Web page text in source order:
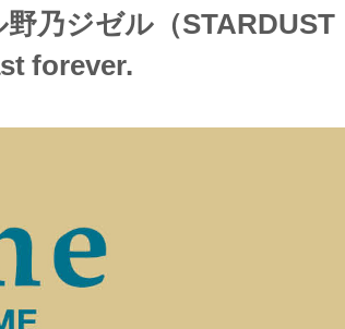
野乃ジゼル（STARDUST
forever.